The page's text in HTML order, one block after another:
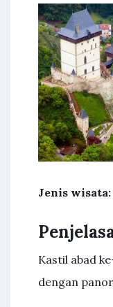
Jenis wisata:
Kastil abad
dengan